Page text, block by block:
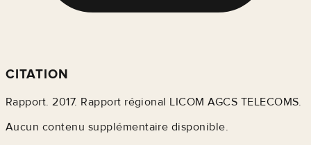
CITATION
Rapport. 2017. Rapport régional LICOM AGCS TELECOMS.
Aucun contenu supplémentaire disponible.